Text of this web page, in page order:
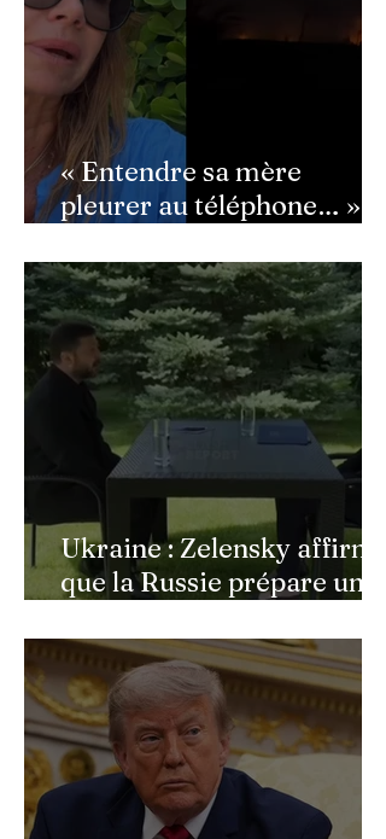
« Entendre sa mère
pleurer au téléphone… » :
bouleversée par les
incendies du Cap-Ferret,
son témoignage poignant
Ukraine : Zelensky affirme
que la Russie prépare une
militaire à l'automne